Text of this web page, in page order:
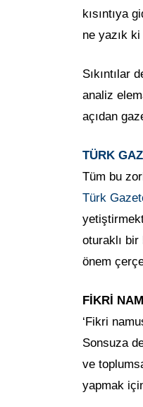
kısıntıya
ne yazık
Sıkıntılar
analiz
açıdan
TÜRK
Tüm bu
Türk
oturaklı
önem
FİKRİ
‘Fikri
Sonsuza
ve
yapmak